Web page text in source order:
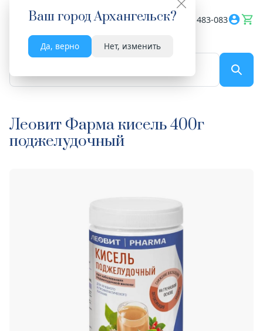
Ваш городАрхангельск?
Да, верно Нет, изменить
Весь сайт 8182 483-083
Леовит Фарма кисель 400г
поджелудочный